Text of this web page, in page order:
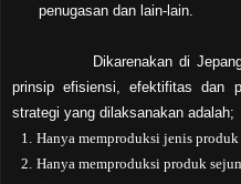
penugasan dan lain-lain.
Dikarenakan di Jepang,
prinsip efisiensi, efektifitas dan
strategi yang dilaksanakan adalah;
1.
Hanya memproduksi jenis
2. Hanya memproduksi produk